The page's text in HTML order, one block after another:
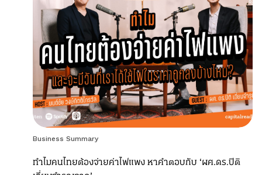
Business Summary
ทำไมคนไทยต้องจ่ายค่าไฟแพง หาคำตอบกับ ‘ผศ.ดร.ปิติ